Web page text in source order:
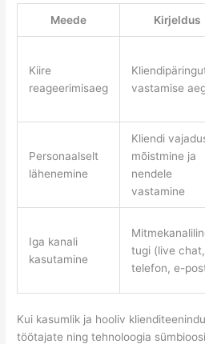
Meede Kirjeldus
Kiire
reageerimisaeg
vastamise
Personaalselt
lähenemine
Kliendi
mõistmine ja
nendele
vastamine
Iga kanali
kasutamine
tugi (live chat,
telefon, e-
Kui kasumlik ja hooliv
töötajate ning tehnoloogia